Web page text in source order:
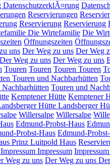
DatenschutzerklÃ¤rung
Reservierungen
Reservierung Reservierung
Die Wirtefamilie Die
Öffnungszeiten
uns Der Weg zu uns Der Weg
Der Weg zu uns Der Weg zu uns
Touren Touren Touren Touren
Touren und Nachbarhütten
Touren und
Kemptener Hütte Kemptener
Hütte Landsberger
Willersalpe Willersalpe
Edmund-Probst-Haus
Probst-Haus Edmund-
Prinz Luitpold Haus
Impressum Impressum Impressum
Weg zu uns Der Weg zu uns